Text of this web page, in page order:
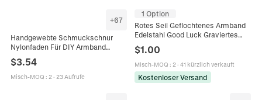
+67
Handgewebte Schmuckschnur
Nylonfaden Für DIY Armband
Halskette Herstellung Basteln
Chinesischer Knotenfaden
Mehrfarbig
$3.54
Misch-MOQ : 2· 23 Aufrufe
1 Option
Rotes Seil Geflochtenes Armband
Edelstahl Good Luck Graviertes
Etikett Minimalistischer Schmuck
Neujahrsgeschenk Für Damen
$1.00
Misch-MOQ : 2· 41 kürzlich verkauft
Kostenloser Versand